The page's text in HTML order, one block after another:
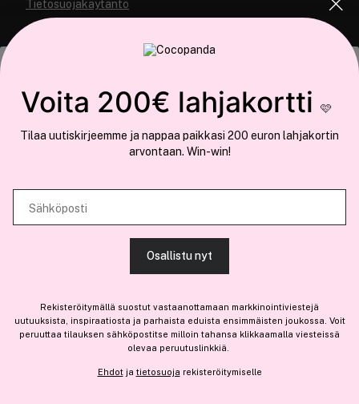
Tämä sivusto käyttää evästeitä
Käytämme evästeitä tarjoamamme sisällön ja mainosten
räätälöimiseen, sosiaalisen median ominaisuuksien tukemiseen ja
käytät sivustoamme. Kumppanimme voivat yhdistää näitä tietoja muihin
Tietosuojakäytäntö
Meistä
Liity jäseneksi
Olemme osaBrandsdal Group AS
Jos haluat henkilökohtaista neuvoa ammattitason hiustuotteista,
Voita 200€ lahjakortti 🩷
Tilaa uutiskirjeemme ja nappaa paikkasi 200 euron lahjakortin
arvontaan. Win-win!
Sähköposti
Osallistu nyt
Rekisteröitymällä suostut vastaanottamaan markkinointiviestejä
uutuuksista, inspiraatiosta ja parhaista eduista ensimmäisten joukossa. Voit
peruuttaa tilauksen sähköpostitse milloin tahansa klikkaamalla viesteissä
olevaa peruutuslinkkiä.
Ehdotja tietosuoja rekisteröitymiselle